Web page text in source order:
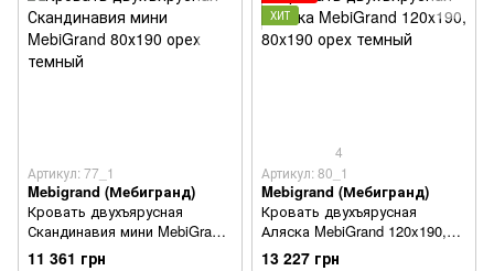
Артикул: 77_1
Mebigrand (Мебигранд)
Кровать двухъярусная
Скандинавия мини MebiGrand
80х190 орех темный
11 361 грн
ХИТ
4
Артикул: 80_1
Mebigrand (Мебигранд)
Кровать двухъярусная
Аляска MebiGrand 120x190,
80x190 орех темный
13 227 грн